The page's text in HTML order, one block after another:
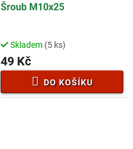
Šroub M10x25
Skladem (5 ks)
49 Kč
DO KOŠÍKU